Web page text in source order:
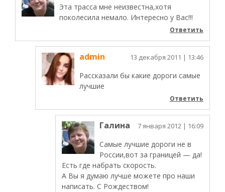
Эта трасса мне неизвестна,хотя
поколесила немало. Интересно у Вас!!!
Ответить
admin 13 декабря 2011 | 13:46
Рассказали бы какие дороги самые
лучшие
Ответить
Галина 7 января 2012 | 16:09
Самые лучшие дороги не в
России,вот за границей — да!
Есть где набрать скорость.
А Вы я думаю лучше можете про наши
написать. С Рождеством!